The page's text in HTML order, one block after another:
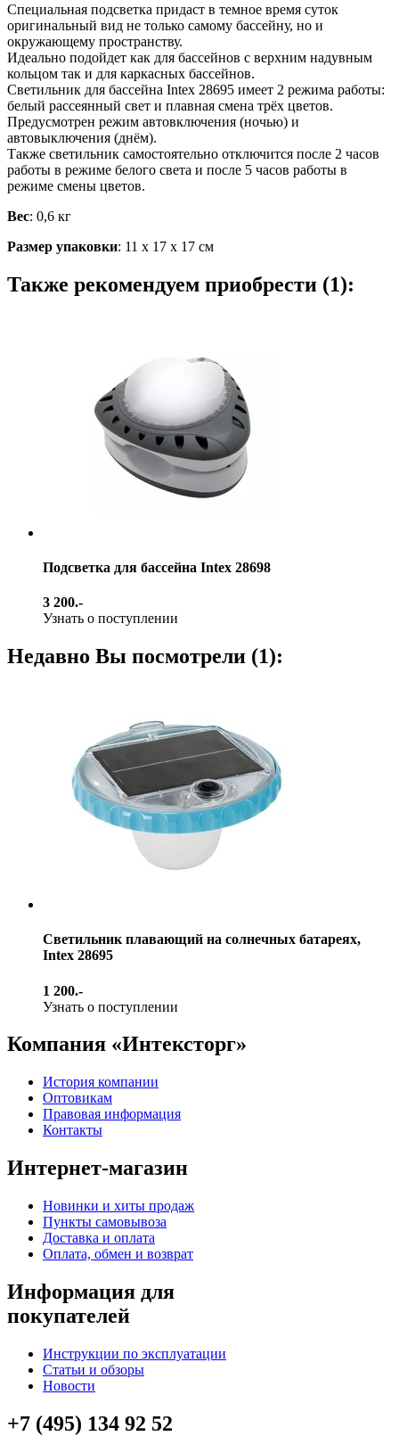
Специальная подсветка придаст в темное время суток
оригинальный вид не только самому бассейну, но и
окружающему пространству.
Идеально подойдет как для бассейнов с верхним надувным
кольцом так и для каркасных бассейнов.
Светильник для бассейна Intex 28695 имеет 2 режима работы:
белый рассеянный свет и плавная смена трёх цветов.
Предусмотрен режим автовключения (ночью) и
автовыключения (днём).
Также светильник самостоятельно отключится после 2 часов
работы в режиме белого света и после 5 часов работы в
режиме смены цветов.
Вес: 0,6 кг
Размер упаковки: 11 х 17 х 17 см
Также рекомендуем приобрести (1):
Подсветка для бассейна Intex 28698
3 200.-
Узнать о поступлении
Недавно Вы посмотрели (1):
Светильник плавающий на солнечных батареях,
Intex 28695
1 200.-
Узнать о поступлении
Компания «Интексторг»
История компании
Оптовикам
Правовая информация
Контакты
Интернет-магазин
Новинки и хиты продаж
Пункты самовывоза
Доставка и оплата
Оплата, обмен и возврат
Информация для
покупателей
Инструкции по эксплуатации
Статьи и обзоры
Новости
+7 (495) 134 92 52